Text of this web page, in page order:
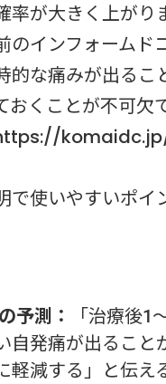
率が大きく上がり
のインフォームド
的な痛みが出るこ
おくことが不可欠で
で使いやすいポイ
予測：
「治療後1
自発痛が出ること
軽減する」と伝え